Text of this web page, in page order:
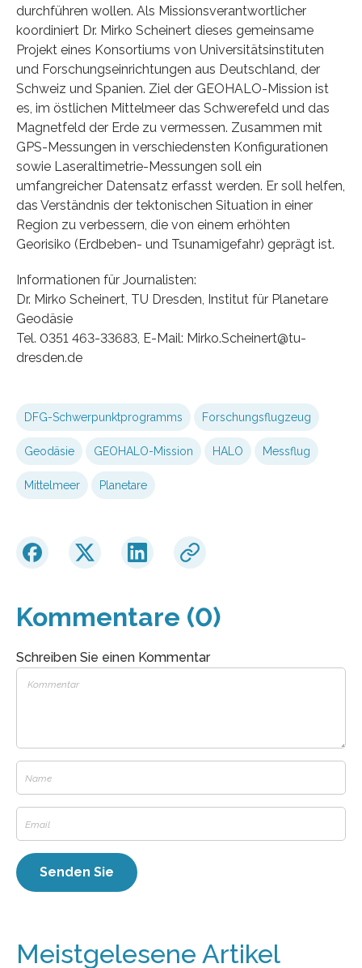
durchführen wollen. Als Missionsverantwortlicher
koordiniert Dr. Mirko Scheinert dieses gemeinsame
Projekt eines Konsortiums von Universitätsinstituten
und Forschungseinrichtungen aus Deutschland, der
Schweiz und Spanien. Ziel der GEOHALO-Mission ist
es, im östlichen Mittelmeer das Schwerefeld und das
Magnetfeld der Erde zu vermessen. Zusammen mit
GPS-Messungen in verschiedensten Konfigurationen
sowie Laseraltimetrie-Messungen soll ein
umfangreicher Datensatz erfasst werden. Er soll helfen,
das Verständnis der tektonischen Situation in einer
Region zu verbessern, die von einem erhöhten
Georisiko (Erdbeben- und Tsunamigefahr) geprägt ist.
Informationen für Journalisten:
Dr. Mirko Scheinert, TU Dresden, Institut für Planetare
Geodäsie
Tel. 0351 463-33683, E-Mail: Mirko.Scheinert@tu-
dresden.de
DFG-Schwerpunktprogramms Forschungsflugzeug
Geodäsie GEOHALO-Mission HALO Messflug
Mittelmeer Planetare
Kommentare (0)
Schreiben Sie einen Kommentar
Meistgelesene Artikel